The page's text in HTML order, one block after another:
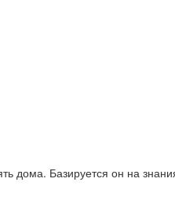
дома. Базируется он на